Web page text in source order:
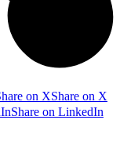
on XShare on X
Share on LinkedIn